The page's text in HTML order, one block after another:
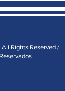
Rights Reserved /